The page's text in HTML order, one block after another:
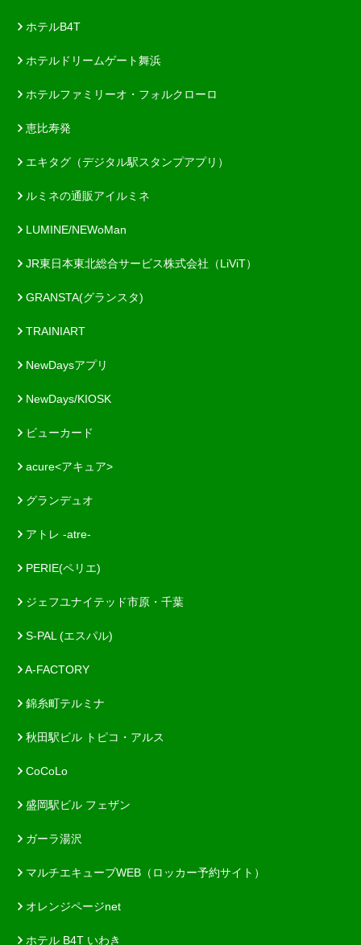
ホテルB4T
ホテルドリームゲート舞浜
ホテルファミリーオ・フォルクローロ
恵比寿発
エキタグ（デジタル駅スタンプアプリ）
ルミネの通販アイルミネ
LUMINE/NEWoMan
JR東日本東北総合サービス株式会社（LiViT）
GRANSTA(グランスタ)
TRAINIART
NewDaysアプリ
NewDays/KIOSK
ビューカード
acure<アキュア>
グランデュオ
アトレ -atre-
PERIE(ペリエ)
ジェフユナイテッド市原・千葉
S-PAL (エスパル)
A-FACTORY
錦糸町テルミナ
秋田駅ビル トピコ・アルス
CoCoLo
盛岡駅ビル フェザン
ガーラ湯沢
マルチエキューブWEB（ロッカー予約サイト）
オレンジページnet
ホテル B4T いわき